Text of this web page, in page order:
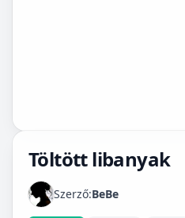
Töltött libanyak
Szerző:BeBe